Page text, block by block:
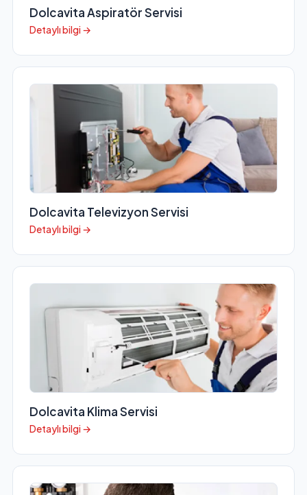
Dolcavita Aspiratör Servisi
Detaylı bilgi →
Dolcavita Televizyon Servisi
Detaylı bilgi →
Dolcavita Klima Servisi
Detaylı bilgi →